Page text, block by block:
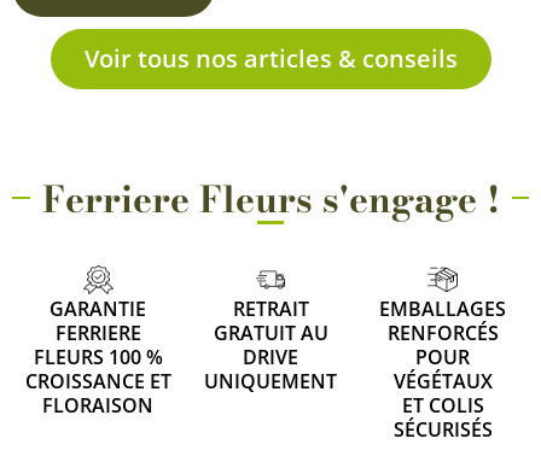
Voir tous nos articles & conseils
Ferriere Fleurs s'engage !
GARANTIE
FERRIERE
FLEURS 100 %
CROISSANCE ET
FLORAISON
RETRAIT
GRATUIT AU
DRIVE
UNIQUEMENT
EMBALLAGES
RENFORCÉS
POUR
VÉGÉTAUX
ET COLIS
SÉCURISÉS